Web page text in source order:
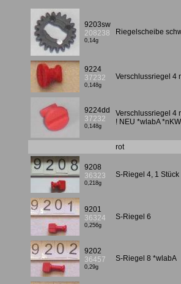
9203sw
208238
0,14g
Riegelscheibe
9224
37232
0,148g
Verschlussriegel 4
9224dd
37232
0,148g
Verschlussriegel 4
! NEU *wlabA
rot
9208
36323
0,218g
S-Riegel 4, 1 Stück
9201
36324
0,256g
S-Riegel 6
9202
36457
0,29g
S-Riegel 8 *wlabA